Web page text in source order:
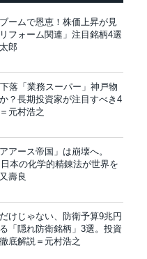
ームで恩恵！株価上昇が見
フォーム関連」注目銘柄4選
郎
落「業務スーパー」神戸物
？長期投資家が注目すべき4
元村浩之
アース帝国」は崩壊へ。
本の化学的精錬法が世界を
壽良
けじゃない、防衛予算9兆円
「隠れ防衛銘柄」3選。投資
底解説＝元村浩之